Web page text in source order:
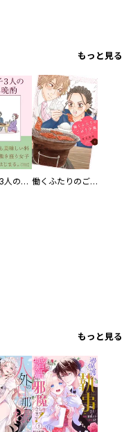
もっと見る
働き女子3人のおうち晩酌 働くふたりのごほうび飯
もっと見る